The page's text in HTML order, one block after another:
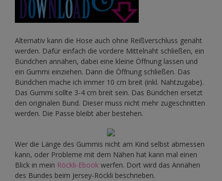
Alternativ kann die Hose auch ohne Reißverschluss genäht
werden. Dafür einfach die vordere Mittelnaht schließen, ein
Bündchen annähen, dabei eine kleine Öffnung lassen und
ein Gummi einziehen. Dann die Öffnung schließen. Das
Bündchen mache ich immer 10 cm breit (inkl. Nahtzugabe).
Das Gummi sollte 3-4 cm breit sein. Das Bündchen ersetzt
den originalen Bund. Dieser muss nicht mehr zugeschnitten
werden. Die Passe bleibt aber bestehen.
Wer die Länge des Gummis nicht am Kind selbst abmessen
kann, oder Probleme mit dem Nähen hat kann mal einen
Blick in mein Röckli-Ebook werfen. Dort wird das Annähen
des Bundes beim Jersey-Röckli beschrieben.